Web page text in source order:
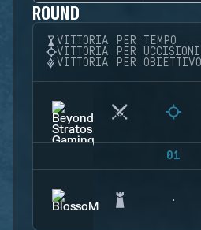
ROUND
VITTORIA PER TEMPO
VITTORIA PER UCCISIONI
VITTORIA PER OBIETTIVO
01